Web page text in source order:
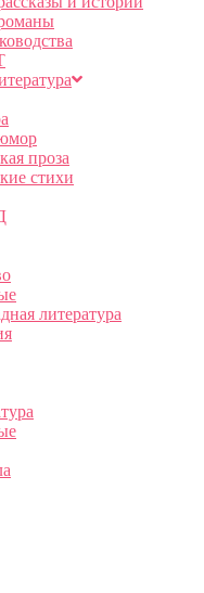
проза
стихи
литература